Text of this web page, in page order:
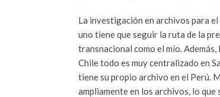
La investigación en archivos para
uno tiene que seguir la ruta de la
transnacional como el mío.
Chile todo es muy centralizado en
tiene su propio archivo en el Perú.
ampliamente en los archivos, lo